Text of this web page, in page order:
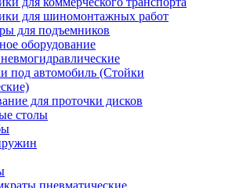
для шиномонтажных работ
для подъемников
оборудование
под автомобиль (Стойки
для проточки дисков
столы